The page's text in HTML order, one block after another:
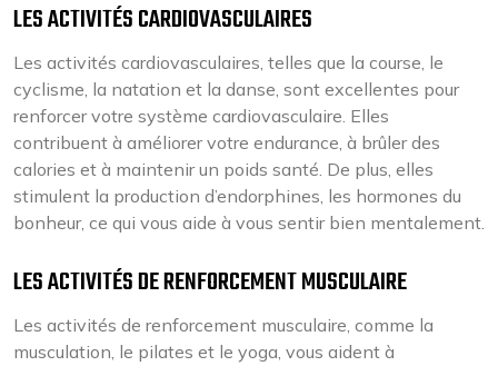
LES ACTIVITÉS CARDIOVASCULAIRES
Les activités cardiovasculaires, telles que la course, le
cyclisme, la natation et la danse, sont excellentes pour
renforcer votre système cardiovasculaire. Elles
contribuent à améliorer votre endurance, à brûler des
calories et à maintenir un poids santé. De plus, elles
stimulent la production d’endorphines, les hormones du
bonheur, ce qui vous aide à vous sentir bien mentalement.
LES ACTIVITÉS DE RENFORCEMENT MUSCULAIRE
Les activités de renforcement musculaire, comme la
musculation, le pilates et le yoga, vous aident à